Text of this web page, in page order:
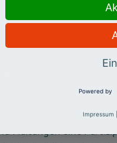
die Reinhard Frank-
ins Leben
Initiative
zeigt sich
in Studium und
Haltungen eine
Powered by
Impressum